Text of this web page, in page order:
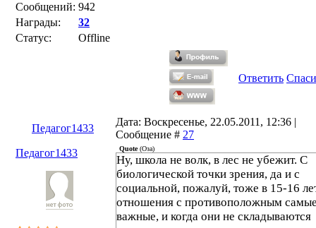
Сообщений: 942
Награды:
32
Статус:
Offline
Ответить
Педагог1433
Дата: Воскресенье, 22.05.2011, 12:36 |
Сообщение # 27
Педагог1433
Quote(Оза)
Ну, школа не волк, в лес не убежит. С
биологической точки зрения, да и с
социальной, пожалуй, тоже в 15-16
отношения с противоположным
важные, и когда они не складываются